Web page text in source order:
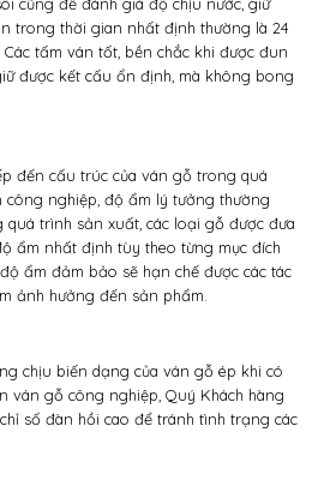
cũng để đánh giá độ chịu nước, giữ
trong thời gian nhất định thường là 24
tấm ván tốt, bền chắc khi được đun
được kết cấu ổn định, mà không bong
đến cấu trúc của ván gỗ trong quá
công nghiệp, độ ẩm lý tưởng thường
quá trình sản xuất, các loại gỗ được đưa
ẩm nhất định tùy theo từng mục đích
ẩm đảm bảo sẽ hạn chế được các tác
ảnh hưởng đến sản phẩm.
chịu biến dạng của ván gỗ ép khi có
ván gỗ công nghiệp, Quý Khách hàng
số đàn hồi cao để tránh tình trạng các